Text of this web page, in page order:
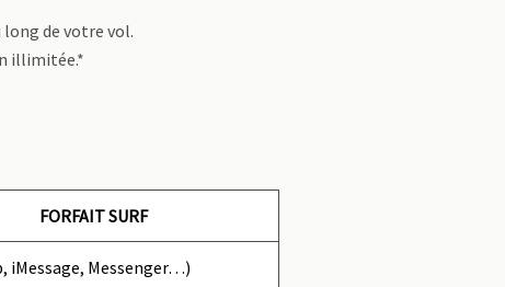
de votre vol.
illimitée.*
FORFAIT SURF
iMessage, Messenger…)